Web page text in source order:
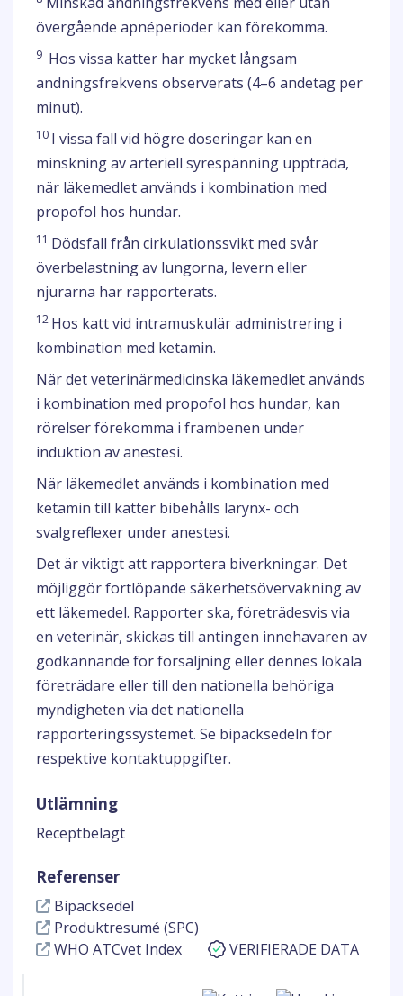
övergående apnéperioder kan förekomma.
9 Hos vissa katter har mycket långsam
andningsfrekvens observerats (4–6 andetag per
minut).
10 I vissa fall vid högre doseringar kan en
minskning av arteriell syrespänning uppträda,
när läkemedlet används i kombination med
propofol hos hundar.
11 Dödsfall från cirkulationssvikt med svår
överbelastning av lungorna, levern eller
njurarna har rapporterats.
12 Hos katt vid intramuskulär administrering i
kombination med ketamin.
När det veterinärmedicinska läkemedlet används
i kombination med propofol hos hundar, kan
rörelser förekomma i frambenen under
induktion av anestesi.
När läkemedlet används i kombination med
ketamin till katter bibehålls larynx- och
svalgreflexer under anestesi.
Det är viktigt att rapportera biverkningar. Det
möjliggör fortlöpande säkerhetsövervakning av
ett läkemedel. Rapporter ska, företrädesvis via
en veterinär, skickas till antingen innehavaren av
godkännande för försäljning eller dennes lokala
företrädare eller till den nationella behöriga
myndigheten via det nationella
rapporteringssystemet. Se bipacksedeln för
respektive kontaktuppgifter.
Utlämning
Receptbelagt
Referenser
Bipacksedel
Produktresumé (SPC)
WHO ATCvet Index
VERIFIERADE DATA